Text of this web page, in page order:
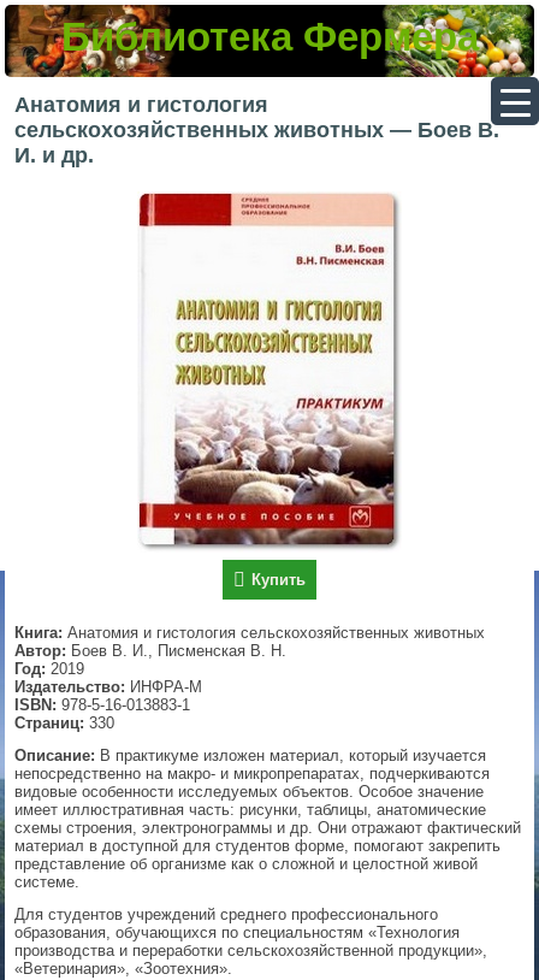
Библиотека Фермера
Анатомия и гистология
сельскохозяйственных животных — Боев В.
И. и др.
Купить
Книга: Анатомия и гистология сельскохозяйственных животных
Автор: Боев В. И., Писменская В. Н.
Год: 2019
Издательство: ИНФРА-М
ISBN: 978-5-16-013883-1
Страниц: 330
Описание: В практикуме изложен материал, который изучается
непосредственно на макро- и микропрепаратах, подчеркиваются
видовые особенности исследуемых объектов. Особое значение
имеет иллюстративная часть: рисунки, таблицы, анатомические
схемы строения, электронограммы и др. Они отражают фактический
материал в доступной для студентов форме, помогают закрепить
представление об организме как о сложной и целостной живой
системе.
Для студентов учреждений среднего профессионального
образования, обучающихся по специальностям «Технология
производства и переработки сельскохозяйственной продукции»,
«Ветеринария», «Зоотехния».
▼
▼
▼